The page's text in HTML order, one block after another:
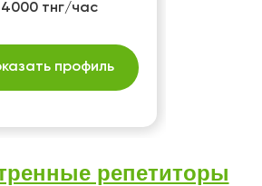
4000 тнг/час
профиль
репетиторы